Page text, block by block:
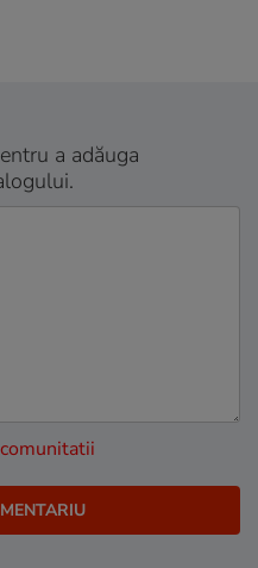
a adăuga